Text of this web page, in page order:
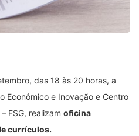
das 18 às 20 horas, a
Econômico e Inovação e Centro
FSG, realizam oficina
currículos.